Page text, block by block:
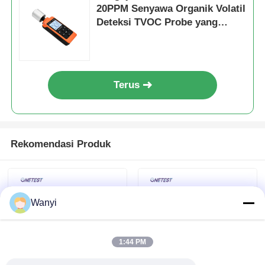
detektor oksigen
Detektor hidrogen
Detektor formaldehida
Detektor VOC
Detektor TVOC
20PPM Senyawa Organik Volatil
Deteksi TVOC Probe yang
Terus
Rekomendasi Produk
Wanyi
1:44 PM